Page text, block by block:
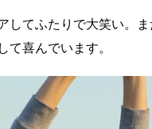
してふたりで大笑い。
て喜んでいます。